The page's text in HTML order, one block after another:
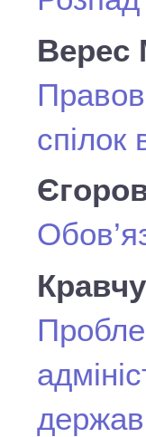
Верес